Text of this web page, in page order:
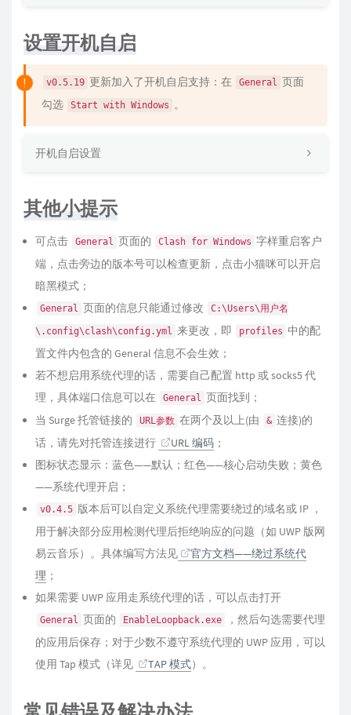
设置开机自启
v0.5.19 更新加入了开机自启支持：在 General
页面
勾选
Start with Windows 。
开机自启设置
其他小提示
可点击 General 页面的 Clash for Windows 字样重启客户
端，点击旁边的版本号可以检查更新，点击小猫咪可以开启
暗黑模式；
General 页面的信息只能通过修改 C:\Users\用户名
\.config\clash\config.yml 来更改，即 profiles 中的配
置文件内包含的 General 信息不会生效；
若不想启用系统代理的话，需要自己配置 http 或 socks5 代
理，具体端口信息可以在
General
页面找到；
当 Surge 托管链接的
URL参数 在两个及以上(由 & 连接)的
话，请先对托管连接进行
URL 编码 ；
图标状态显示：蓝色——默认；红色——核心启动失败；黄色
——系统代理开启；
v0.4.5 版本后可以自定义系统代理需要绕过的域名或 IP ，
用于解决部分应用检测代理后拒绝响应的问题（如 UWP 版网
易云音乐）。具体编写方法见
官方文档——绕过系统代
理 ；
如果需要 UWP 应用走系统代理的话，可以点击打开
General 页面的 EnableLoopback.exe
，然后勾选需要代理
的应用后保存；对于少数不遵守系统代理的 UWP 应用，可以
使用 Tap 模式（详见
TAP 模式）。